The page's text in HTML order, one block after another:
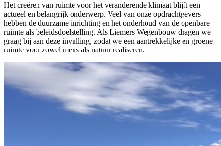
Het creëren van ruimte voor het veranderende klimaat blijft een
actueel en belangrijk onderwerp. Veel van onze opdrachtgevers
hebben de duurzame inrichting en het onderhoud van de openbare
ruimte als beleidsdoelstelling. Als Liemers Wegenbouw dragen we
graag bij aan deze invulling, zodat we een aantrekkelijke en groene
ruimte voor zowel mens als natuur realiseren.